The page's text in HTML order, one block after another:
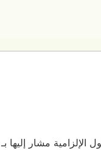
الإلزامية مشار إليها بـ